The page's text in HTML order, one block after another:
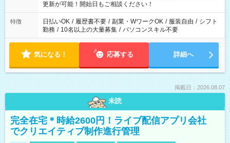
更新が可能！開始日もご相談ください！
特徴 日払いOK / 履歴書不要 / 副業・WワークOK / 服装自由 / シフト
勤務 / 10名以上の大量募集 / パソコンスキル不要
気になる！ 応募する 詳細へ
掲載日：2026.08.07
未読
完全在宅＊時給2600円！ライブ配信アプリ会社
でクリエイティブ制作進行管理